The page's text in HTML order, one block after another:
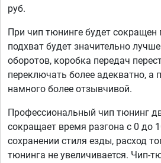
руб.
При чип тюнинге будет сокращен
подхват будет значительно
оборотов, коробка передач
переключать более адекватно, а
намного более отзывчивой.
Профессиональный чип тюнинг
сокращает время разгона с 0 до
сохранении стиля езды, расход
тюнинга не увеличивается. Чип-